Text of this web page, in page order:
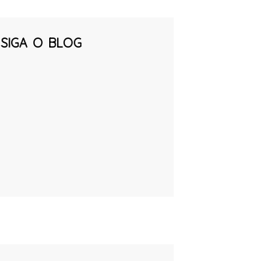
SIGA O BLOG